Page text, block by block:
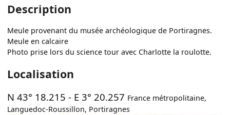
Description
Meule provenant du musée archéologique de Portiragnes.
Meule en calcaire
Photo prise lors du science tour avec Charlotte la roulotte.
Localisation
N 43° 18.215 - E 3° 20.257 France métropolitaine,
Languedoc-Roussillon, Portiragnes